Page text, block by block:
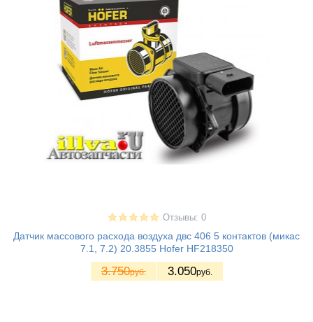
Отзывы: 0
Датчик массового расхода воздуха двс 406 5 контактов (микас
7.1, 7.2) 20.3855 Hofer HF218350
3.750руб. 3.050руб.